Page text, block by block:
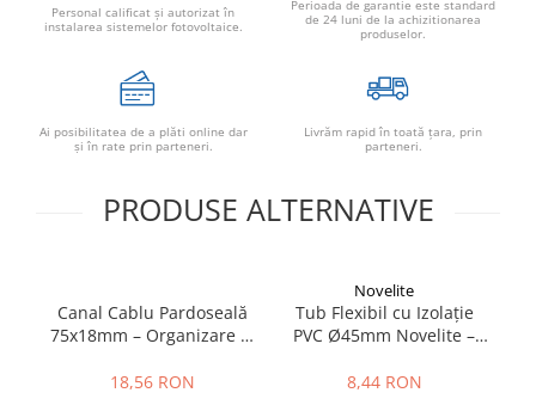
Personal calificat şi autorizat în
instalarea sistemelor fotovoltaice.
Perioada de garantie este standard
de 24 luni de la achizitionarea
produselor.
Ai posibilitatea de a plăti online dar
şi în rate prin parteneri.
Livrăm rapid în toată țara, prin
parteneri.
PRODUSE ALTERNATIVE
Canal Cablu Pardoseală
75x18mm – Organizare și
18,56 RON
Novelite
Tub Flexibil cu Izolație
PVC Ø45mm Novelite –
| PVC Industrial Rezistent
8,44 RON